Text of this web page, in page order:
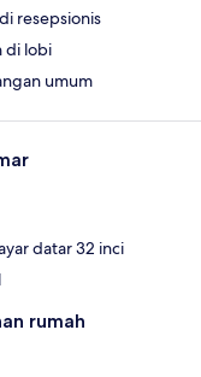
resepsionis
di lobi
umum
datar 32 inci
rumah